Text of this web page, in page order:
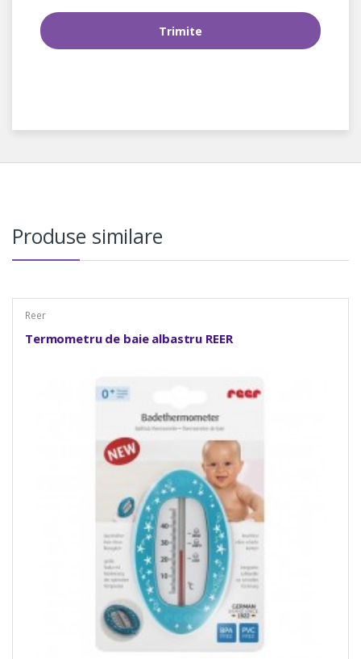
Produse similare
Reer
Termometru de baie albastru REER